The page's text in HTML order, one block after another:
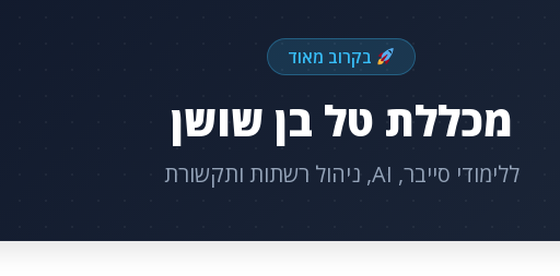
בקרוב מאוד
מכללת טל בן שושן
ללימודי סייבר, AI, ניהול רשתות ותקשורת